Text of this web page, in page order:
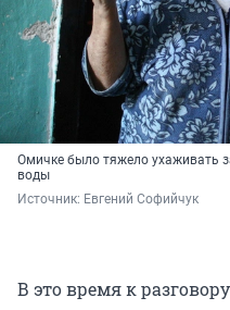
Омичке было тяжело ухаживать
воды
Источник: Евгений Софийчук
В это время к